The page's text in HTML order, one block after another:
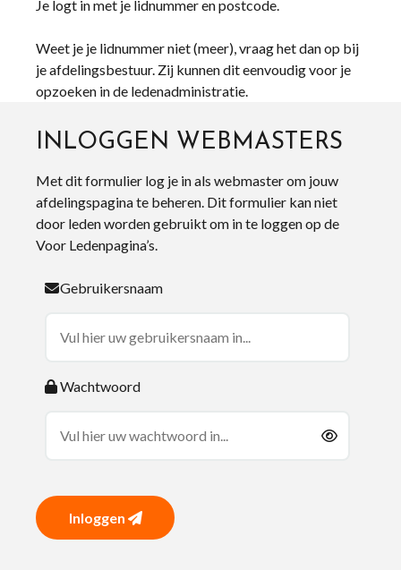
Je logt in met je lidnummer en postcode.
Weet je je lidnummer niet (meer), vraag het dan op bij
je afdelingsbestuur. Zij kunnen dit eenvoudig voor je
opzoeken in de ledenadministratie.
INLOGGEN WEBMASTERS
Met dit formulier log je in als webmaster om jouw
afdelingspagina te beheren. Dit formulier kan niet
door leden worden gebruikt om in te loggen op de
Voor Ledenpagina’s.
Gebruikersnaam
Wachtwoord
Inloggen